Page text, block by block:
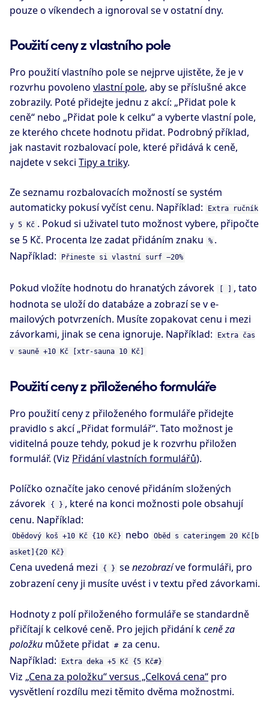
pouze o víkendech a ignoroval se v ostatní dny.
Použití ceny z vlastního pole
Pro použití vlastního pole se nejprve ujistěte, že je v
rozvrhu povoleno vlastní pole, aby se příslušné akce
zobrazily. Poté přidejte jednu z akcí: „Přidat pole k
ceně“ nebo „Přidat pole k celku“ a vyberte vlastní pole,
ze kterého chcete hodnotu přidat. Podrobný příklad,
jak nastavit rozbalovací pole, které přidává k ceně,
najdete v sekci Tipy a triky.
Ze seznamu rozbalovacích možností se systém
automaticky pokusí vyčíst cenu. Například:
Extra ručník
y 5 Kč . Pokud si uživatel tuto možnost vybere, připočte
se 5 Kč. Procenta lze zadat přidáním znaku
% .
Například:
Přineste si vlastní surf −20%
Pokud vložíte hodnotu do hranatých závorek
, tato
hodnota se uloží do databáze a zobrazí se v e-
mailových potvrzeních. Musíte zopakovat cenu i mezi
závorkami, jinak se cena ignoruje. Například:
Extra čas
v sauně +10 Kč [xtr-sauna 10 Kč]
Použití ceny z přiloženého formuláře
Pro použití ceny z přiloženého formuláře přidejte
pravidlo s akcí „Přidat formulář“. Tato možnost je
viditelná pouze tehdy, pokud je k rozvrhu přiložen
formulář. (Viz Přidání vlastních formulářů).
Políčko označíte jako cenové přidáním složených
závorek
{ } , které na konci možnosti pole obsahují
cenu. Například:
Obědový koš +10 Kč {10 Kč} nebo
Oběd s cateringem 20 Kč[b
asket]{20 Kč}
Cena uvedená mezi { } senezobrazíve formuláři, pro
zobrazení ceny ji musíte uvést i v textu před závorkami.
Hodnoty z polí přiloženého formuláře se standardně
přičítají k celkové ceně. Pro jejich přidání kceně za
položku můžete přidat # za cenu.
Například:
Extra deka +5 Kč {5 Kč#}
Viz „Cena za položku“ versus „Celková cena“ pro
vysvětlení rozdílu mezi těmito dvěma možnostmi.